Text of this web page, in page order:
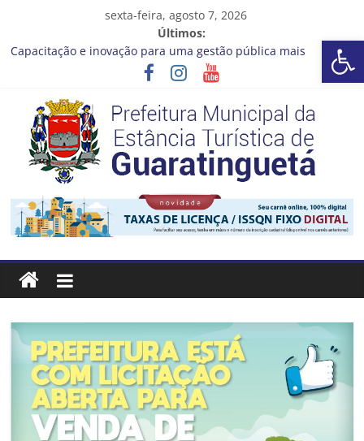
Barra de Ferramentas Aberta
sexta-feira, agosto 7, 2026
Últimos:
Capacitação e inovação para uma gestão pública mais
Seu próximo emprego pode estar mais perto do que você
imagina
Novo curso no Qualifica Guará
Prefeitura de Guaratinguetá divulga novo cronograma dos
editais da PNAB
Guaratinguetá realizará ação de vacinação contra a Febre
Amarela na região da Rocinha
Prefeitura
Estância
Turística
Guaratinguetá
Prefeitura
Estância
Turística
Guaratinguetá